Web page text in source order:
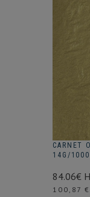
CARNET
14G/
84.06€
Prix
100,87 €